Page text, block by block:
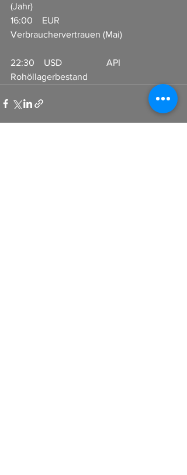
(Jahr)
16:00    EUR
Verbrauchervertrauen (Mai)
22:30    USD                   API
Rohöllagerbestand